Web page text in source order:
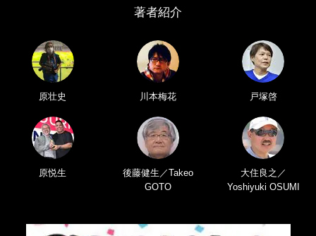
著者紹介
原壮史 川本梅花 戸塚啓
原悦生
後藤健生／Takeo
GOTO
大住良之／
Yoshiyuki OSUMI